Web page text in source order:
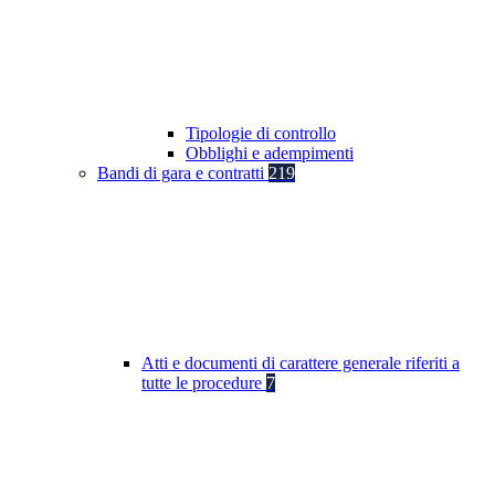
Tipologie di controllo
Obblighi e adempimenti
Bandi di gara e contratti 219
Atti e documenti di carattere generale riferiti a
tutte le procedure 7